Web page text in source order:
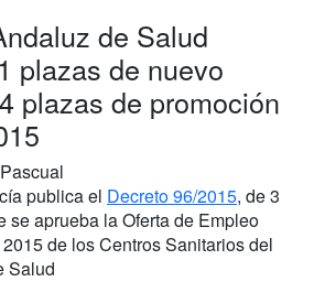
de Salud
plazas de nuevo
plazas de promoción
publica el Decreto 96/2015, de 3
se aprueba la Oferta de Empleo
de los Centros Sanitarios del
Salud